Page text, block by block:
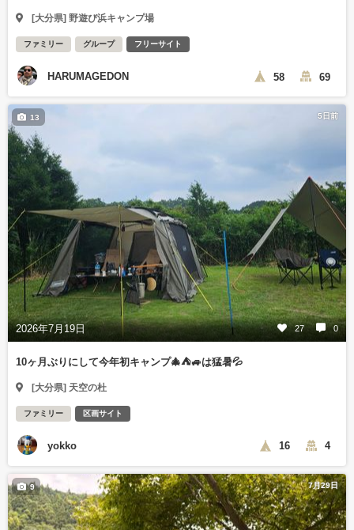
[大分県] 野遊び浜キャンプ場
ファミリー グループ フリーサイト
HARUMAGEDON 58 69
5日前
2026年7月19日 27 0
13
10ヶ月ぶりにして今年初キャンプ🎄⛺🚙は猛暑💦
[大分県] 天空の杜
ファミリー 区画サイト
yokko 16 4
7月29日
9